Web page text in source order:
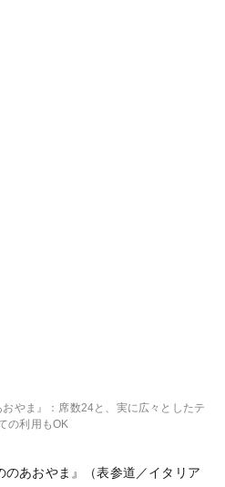
おやま』：席数24と、実に広々としたテ
の利用もOK
のあおやま』（表参道／イタリア